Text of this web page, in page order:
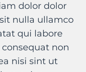
dolor dolor
nulla ullamco
qui labore
non
nisi sint ut